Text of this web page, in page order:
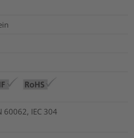
60062, IEC 304